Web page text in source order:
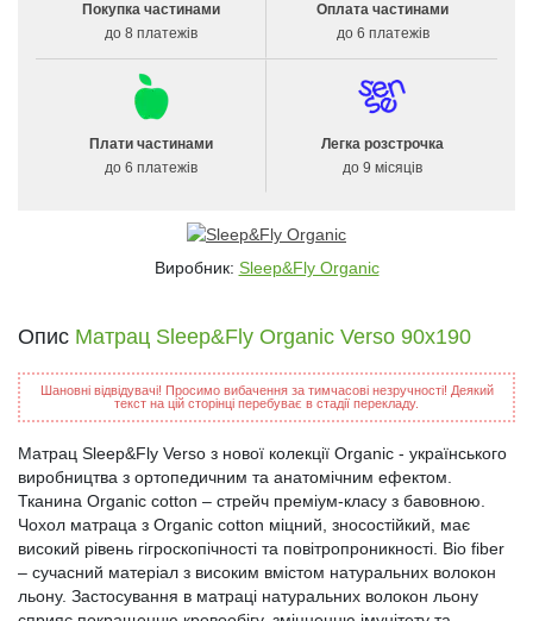
Покупка частинами
до 8 платежів
Оплата частинами
до 6 платежів
Плати частинами
до 6 платежів
Легка розстрочка
до 9 місяців
Виробник: Sleep&Fly Organic
Опис Матрац Sleep&Fly Organic Verso 90x190
Шановні відвідувачі! Просимо вибачення за тимчасові незручності! Деякий
текст на цій сторінці перебуває в стадії перекладу.
Матрац Sleep&Fly Verso з нової колекції Organic - українського
виробництва з ортопедичним та анатомічним ефектом.
Тканина Organic cotton – стрейч преміум-класу з бавовною.
Чохол матраца з Organic cotton міцний, зносостійкий, має
високий рівень гігроскопічності та повітропроникності. Bio fiber
– сучасний матеріал з високим вмістом натуральних волокон
льону. Застосування в матраці натуральних волокон льону